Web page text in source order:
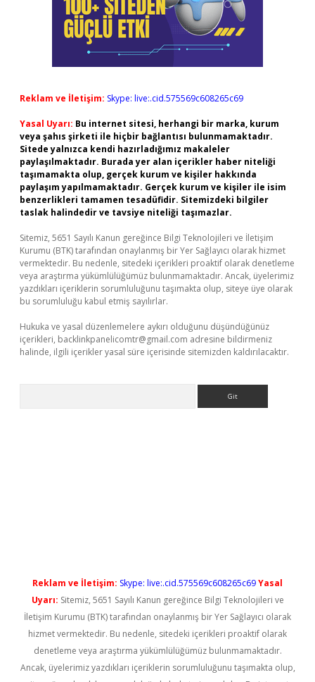
Reklam ve İletişim: Skype: live:.cid.575569c608265c69
Yasal Uyarı: Bu internet sitesi, herhangi bir marka, kurum
veya şahıs şirketi ile hiçbir bağlantısı bulunmamaktadır.
Sitede yalnızca kendi hazırladığımız makaleler
paylaşılmaktadır. Burada yer alan içerikler haber niteliği
taşımamakta olup, gerçek kurum ve kişiler hakkında
paylaşım yapılmamaktadır. Gerçek kurum ve kişiler ile isim
benzerlikleri tamamen tesadüfidir. Sitemizdeki bilgiler
taslak halindedir ve tavsiye niteliği taşımazlar.
Sitemiz, 5651 Sayılı Kanun gereğince Bilgi Teknolojileri ve İletişim
Kurumu (BTK) tarafından onaylanmış bir Yer Sağlayıcı olarak hizmet
vermektedir. Bu nedenle, sitedeki içerikleri proaktif olarak denetleme
veya araştırma yükümlülüğümüz bulunmamaktadır. Ancak, üyelerimiz
yazdıkları içeriklerin sorumluluğunu taşımakta olup, siteye üye olarak
bu sorumluluğu kabul etmiş sayılırlar.
Hukuka ve yasal düzenlemelere aykırı olduğunu düşündüğünüz
içerikleri, backlinkpanelicomtr@gmail.com adresine bildirmeniz
halinde, ilgili içerikler yasal süre içerisinde sitemizden kaldırılacaktır.
Reklam ve İletişim: Skype: live:.cid.575569c608265c69Yasal
Uyarı: Sitemiz, 5651 Sayılı Kanun gereğince Bilgi Teknolojileri ve
İletişim Kurumu (BTK) tarafından onaylanmış bir Yer Sağlayıcı olarak
hizmet vermektedir. Bu nedenle, sitedeki içerikleri proaktif olarak
denetleme veya araştırma yükümlülüğümüz bulunmamaktadır.
Ancak, üyelerimiz yazdıkları içeriklerin sorumluluğunu taşımakta olup,